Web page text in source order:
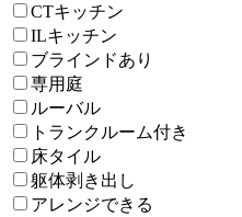
CTキッチン
ILキッチン
ブラインドあり
専用庭
ルーバル
トランクルーム付き
床タイル
躯体剥き出し
アレンジできる